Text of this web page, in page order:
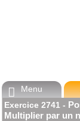
 Menu
Exercice 2741 -
Multiplier par un